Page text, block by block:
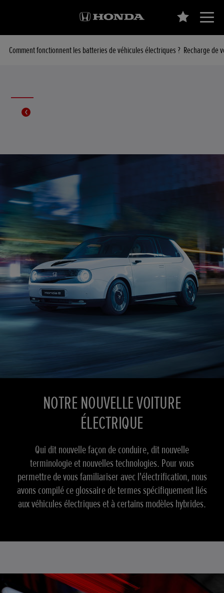
Comment fonctionnent les batteries de véhicules électriques ? Recharge de
NOTRE NOUVELLE VOITURE
ÉLECTRIQUE
Qui dit nouvelle façon de conduire, dit nouvelle
terminologie et nouvelles technologies. Pour vous
permettre de vous familiariser avec l'électrification, nous
avons compilé ce glossaire de termes spécifiquement liés
aux véhicules électriques et à certains modèles hybrides.